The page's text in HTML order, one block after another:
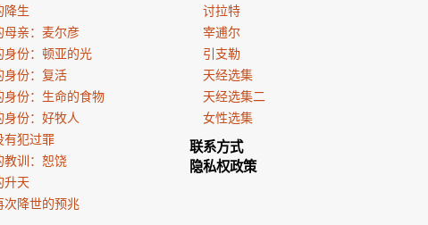
降生
母亲：麦尔彦
身份：顿亚的光
身份：复活
身份：生命的食物
份：好牧人
有犯过罪
教训：恕饶
升天
次降世的预兆
讨拉特
宰逋尔
引支勒
天经选集
天经选集二
女性选集
联系方式
隐私权政策